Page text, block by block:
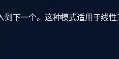
下一个。这种模式适用于线